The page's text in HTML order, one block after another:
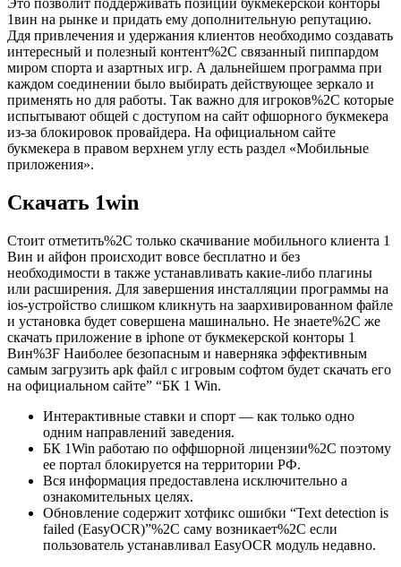
Это позволит поддерживать позиции букмекерской конторы
1вин на рынке и придать ему дополнительную репутацию.
Ддя привлечения и удержания клиентов необходимо создавать
интересный и полезный контент%2C связанный пиппардом
миром спорта и азартных игр. А дальнейшем программа при
каждом соединении было выбирать действующее зеркало и
применять но для работы. Так важно для игроков%2C которые
испытывают общей с доступом на сайт офшорного букмекера
из-за блокировок провайдера. На официальном сайте
букмекера в правом верхнем углу есть раздел «Мобильные
приложения».
Скачать 1win
Стоит отметить%2C только скачивание мобильного клиента 1
Вин и айфон происходит вовсе бесплатно и без
необходимости в также устанавливать какие-либо плагины
или расширения. Для завершения инсталляции программы на
ios-устройство слишком кликнуть на заархивированном файле
и установка будет совершена машинально. Не знаете%2C же
скачать приложение в iphone от букмекерской конторы 1
Вин%3F Наиболее безопасным и наверняка эффективным
самым загрузить apk файл с игровым софтом будет скачать его
на официальном сайте” “БК 1 Win.
Интерактивные ставки и спорт ― как только одно
одним направлений заведения.
БК 1Win работаю по оффшорной лицензии%2C поэтому
ее портал блокируется на территории РФ.
Вся информация предоставлена исключительно а
ознакомительных целях.
Обновление содержит хотфикс ошибки “Text detection is
failed (EasyOCR)”%2C саму возникает%2C если
пользователь устанавливал EasyOCR модуль недавно.